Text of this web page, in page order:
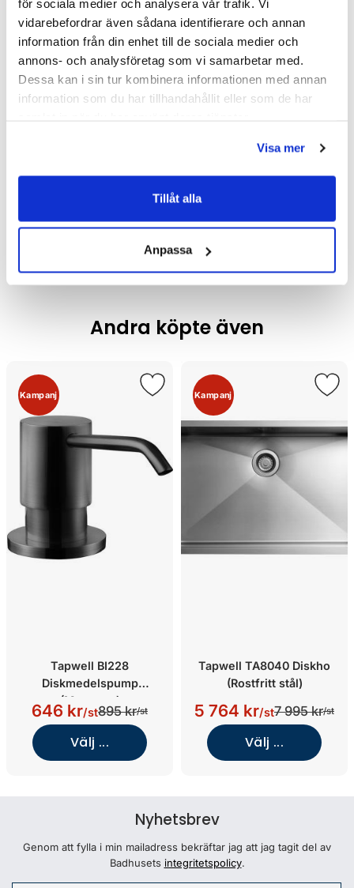
för sociala medier och analysera vår trafik. Vi
vidarebefordrar även sådana identifierare och annan
information från din enhet till de sociala medier och
annons- och analysföretag som vi samarbetar med.
Dessa kan i sin tur kombinera informationen med annan
information som du har tillhandahållit eller som de har
Visa mer
Tillåt alla
Anpassa
Köksblandare
/st
Välj ...
Tapwell ARM375
Köksblandare (Brushed
5 548 kr
Välj ...
Andra köpte även
Kampanj
Tapwell BI228
Diskmedelspump
(Mattsvart)
646 kr/st895 kr/st
Välj ...
Kampanj
Tapwell TA8040 Diskho
(Rostfritt stål)
5 764 kr/st7 995 kr/st
Välj ...
Nyhetsbrev
Genom att fylla i min mailadress bekräftar jag att jag tagit del av
Badhusets integritetspolicy.